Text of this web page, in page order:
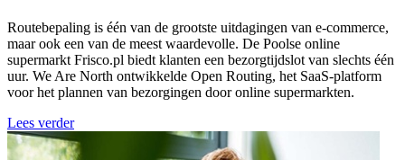
Routebepaling is één van de grootste uitdagingen van e-commerce,
maar ook een van de meest waardevolle. De Poolse online
supermarkt Frisco.pl biedt klanten een bezorgtijdslot van slechts één
uur. We Are North ontwikkelde Open Routing, het SaaS-platform
voor het plannen van bezorgingen door online supermarkten.
Lees verder